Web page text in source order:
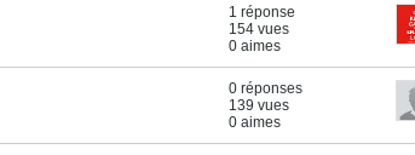
1 réponse
154 vues
0 aimes
0 réponses
139 vues
0 aimes